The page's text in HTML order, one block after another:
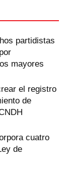
partidistas
mayores
el registro
de
cuatro
de